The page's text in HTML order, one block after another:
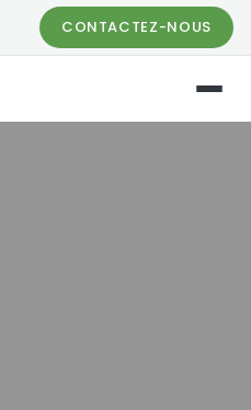
CONTACTEZ-NOUS